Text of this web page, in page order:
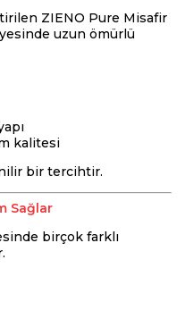
ZIENO Pure Misafir
uzun ömürlü
kalitesi
bir tercihtir.
Sağlar
birçok farklı